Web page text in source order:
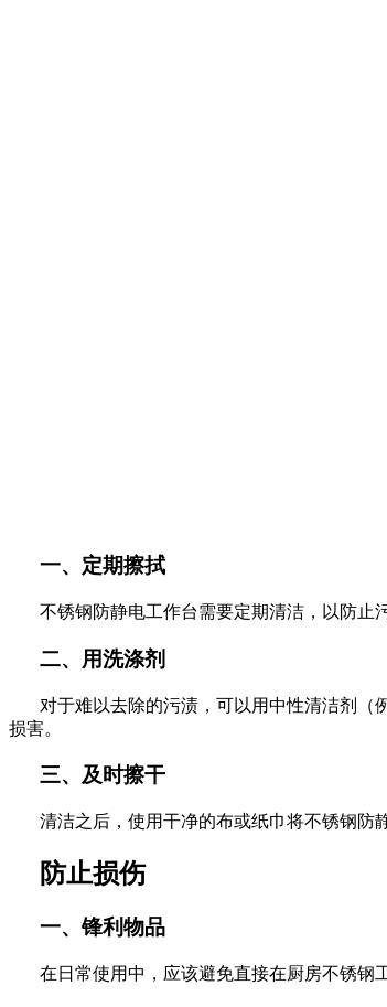
一、定期擦拭
不锈钢防静电工作台需要定期清洁，以防止
二、用洗涤剂
对于难以去除的污渍，可以用中性清洁剂（
损害。
三、及时擦干
清洁之后，使用干净的布或纸巾将不锈钢防
防止损伤
一、锋利物品
在日常使用中，应该避免直接在厨房不锈钢